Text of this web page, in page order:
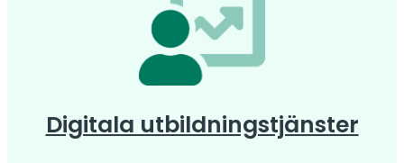
Digitala utbildningstjänster